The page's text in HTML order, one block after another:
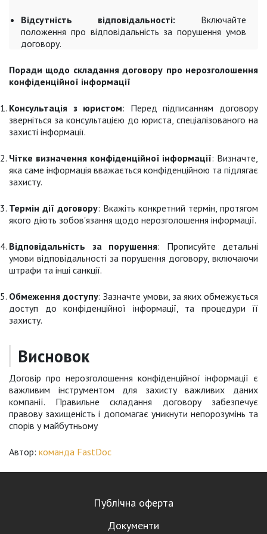
Відсутність відповідальності: Включайте
положення про відповідальність за порушення умов
договору.
Поради щодо складання договору про нерозголошення
конфіденційної інформації
Консультація з юристом: Перед підписанням договору
зверніться за консультацією до юриста, спеціалізованого на
захисті інформації.
Чітке визначення конфіденційної інформації: Визначте,
яка саме інформація вважається конфіденційною та підлягає
захисту.
Термін дії договору: Вкажіть конкретний термін, протягом
якого діють зобов'язання щодо нерозголошення інформації.
Відповідальність за порушення: Прописуйте детальні
умови відповідальності за порушення договору, включаючи
штрафи та інші санкції.
Обмеження доступу: Зазначте умови, за яких обмежується
доступ до конфіденційної інформації, та процедури її
захисту.
Висновок
Договір про нерозголошення конфіденційної інформації є
важливим інструментом для захисту важливих даних
компанії. Правильне складання договору забезпечує
правову захищеність і допомагає уникнути непорозумінь та
спорів у майбутньому
Автор: команда FastDoc
Публічна оферта
Документи